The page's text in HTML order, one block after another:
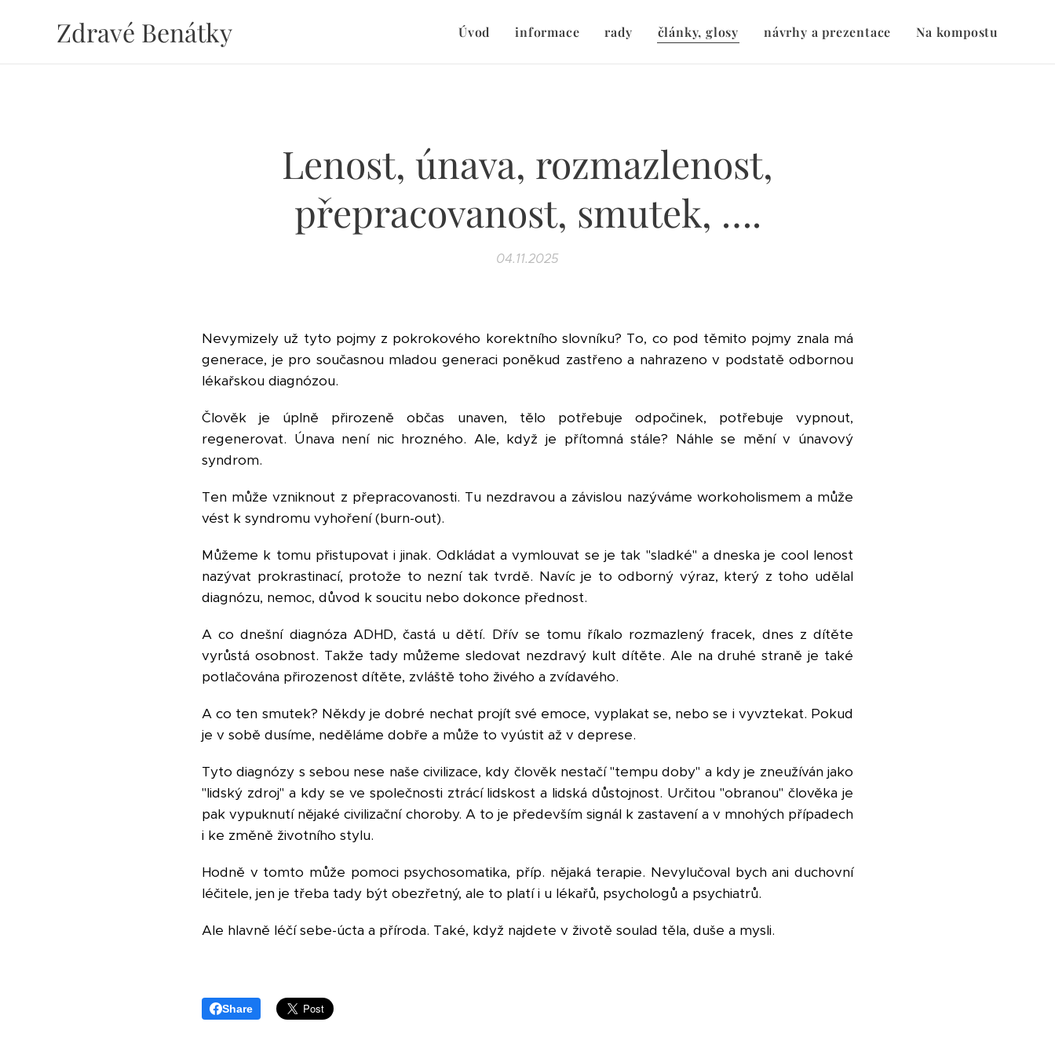
Zdravé Benátky Úvod informace rady články, glosy návrhy a prezentace Na kompostu
Lenost, únava, rozmazlenost,
přepracovanost, smutek, ….
04.11.2025
Nevymizely už tyto pojmy z pokrokového korektního slovníku? To, co pod těmito pojmy znala má
generace, je pro současnou mladou generaci poněkud zastřeno a nahrazeno v podstatě odbornou
lékařskou diagnózou.
Člověk je úplně přirozeně občas unaven, tělo potřebuje odpočinek, potřebuje vypnout,
regenerovat. Únava není nic hrozného. Ale, když je přítomná stále? Náhle se mění v únavový
syndrom.
Ten může vzniknout z přepracovanosti. Tu nezdravou a závislou nazýváme workoholismem a může
vést k syndromu vyhoření (burn-out).
Můžeme k tomu přistupovat i jinak. Odkládat a vymlouvat se je tak "sladké" a dneska je cool lenost
nazývat prokrastinací, protože to nezní tak tvrdě. Navíc je to odborný výraz, který z toho udělal
diagnózu, nemoc, důvod k soucitu nebo dokonce přednost.
A co dnešní diagnóza ADHD, častá u dětí. Dřív se tomu říkalo rozmazlený fracek, dnes z dítěte
vyrůstá osobnost. Takže tady můžeme sledovat nezdravý kult dítěte. Ale na druhé straně je také
potlačována přirozenost dítěte, zvláště toho živého a zvídavého.
A co ten smutek? Někdy je dobré nechat projít své emoce, vyplakat se, nebo se i vyvztekat. Pokud
je v sobě dusíme, neděláme dobře a může to vyústit až v deprese.
Tyto diagnózy s sebou nese naše civilizace, kdy člověk nestačí "tempu doby" a kdy je zneužíván jako
"lidský zdroj" a kdy se ve společnosti ztrácí lidskost a lidská důstojnost. Určitou "obranou" člověka je
pak vypuknutí nějaké civilizační choroby. A to je především signál k zastavení a v mnohých případech
i ke změně životního stylu.
Hodně v tomto může pomoci psychosomatika, příp. nějaká terapie. Nevylučoval bych ani duchovní
léčitele, jen je třeba tady být obezřetný, ale to platí i u lékařů, psychologů a psychiatrů.
Ale hlavně léčí sebe-úcta a příroda. Také, když najdete v životě soulad těla, duše a mysli.
Share